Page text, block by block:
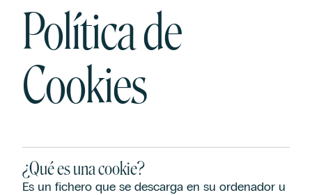
Política de
Cookies
¿Qué es una cookie?
Es un fichero que se descarga en su ordenador u